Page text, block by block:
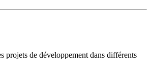
de développement dans différents